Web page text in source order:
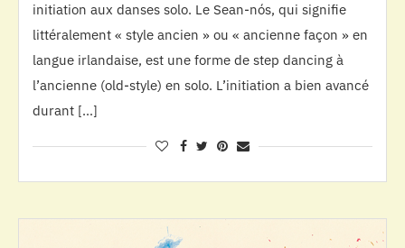
initiation aux danses solo. Le Sean-nós, qui signifie
littéralement « style ancien » ou « ancienne façon » en
langue irlandaise, est une forme de step dancing à
l’ancienne (old-style) en solo. L’initiation a bien avancé
durant […]